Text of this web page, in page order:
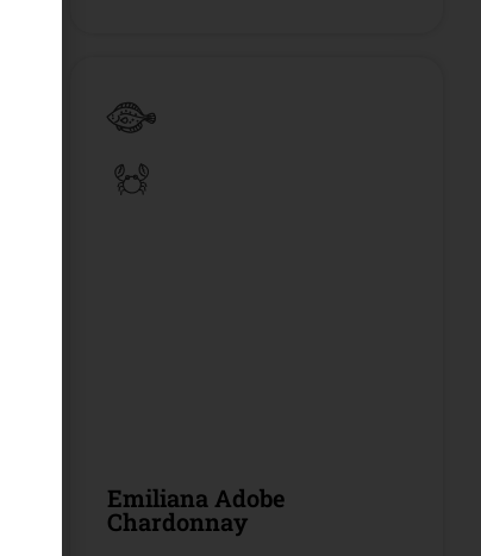
Emiliana Adobe
Chardonnay